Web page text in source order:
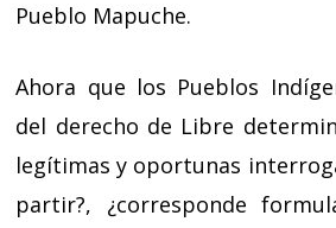
Pueblo Mapuche.
Ahora que los Pueblos
del derecho de Libre
legítimas y oportunas
partir?, ¿corresponde